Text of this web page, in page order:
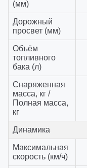
(мм)
Дорожный
просвет (мм)
Объём
топливного
бака (л)
Снаряженная
масса, кг /
Полная масса,
кг
Динамика
Максимальная
скорость (км/ч)